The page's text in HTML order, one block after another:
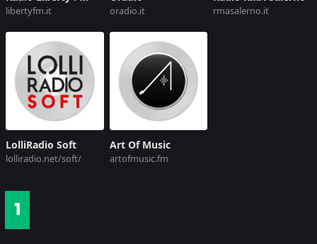
libertyfm.it oradio.it rmasalerno.it
LolliRadio Soft
lolliradio.net/soft/
Art Of Music
artofmusic.fm
1